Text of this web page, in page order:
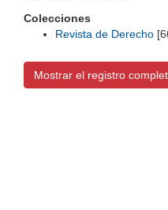
Colecciones
Revista de Derecho
Mostrar el registro